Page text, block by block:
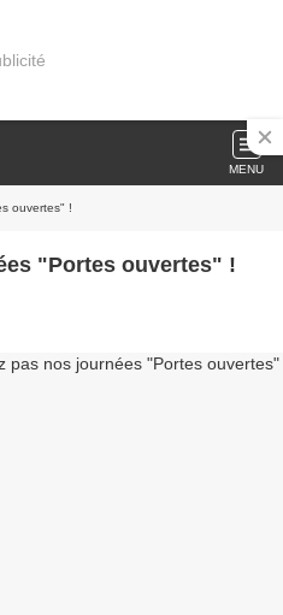
MENU
ouvertes" !
"Portes ouvertes" !